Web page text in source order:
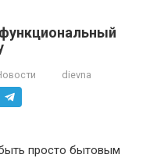
dievna
просто бытовым